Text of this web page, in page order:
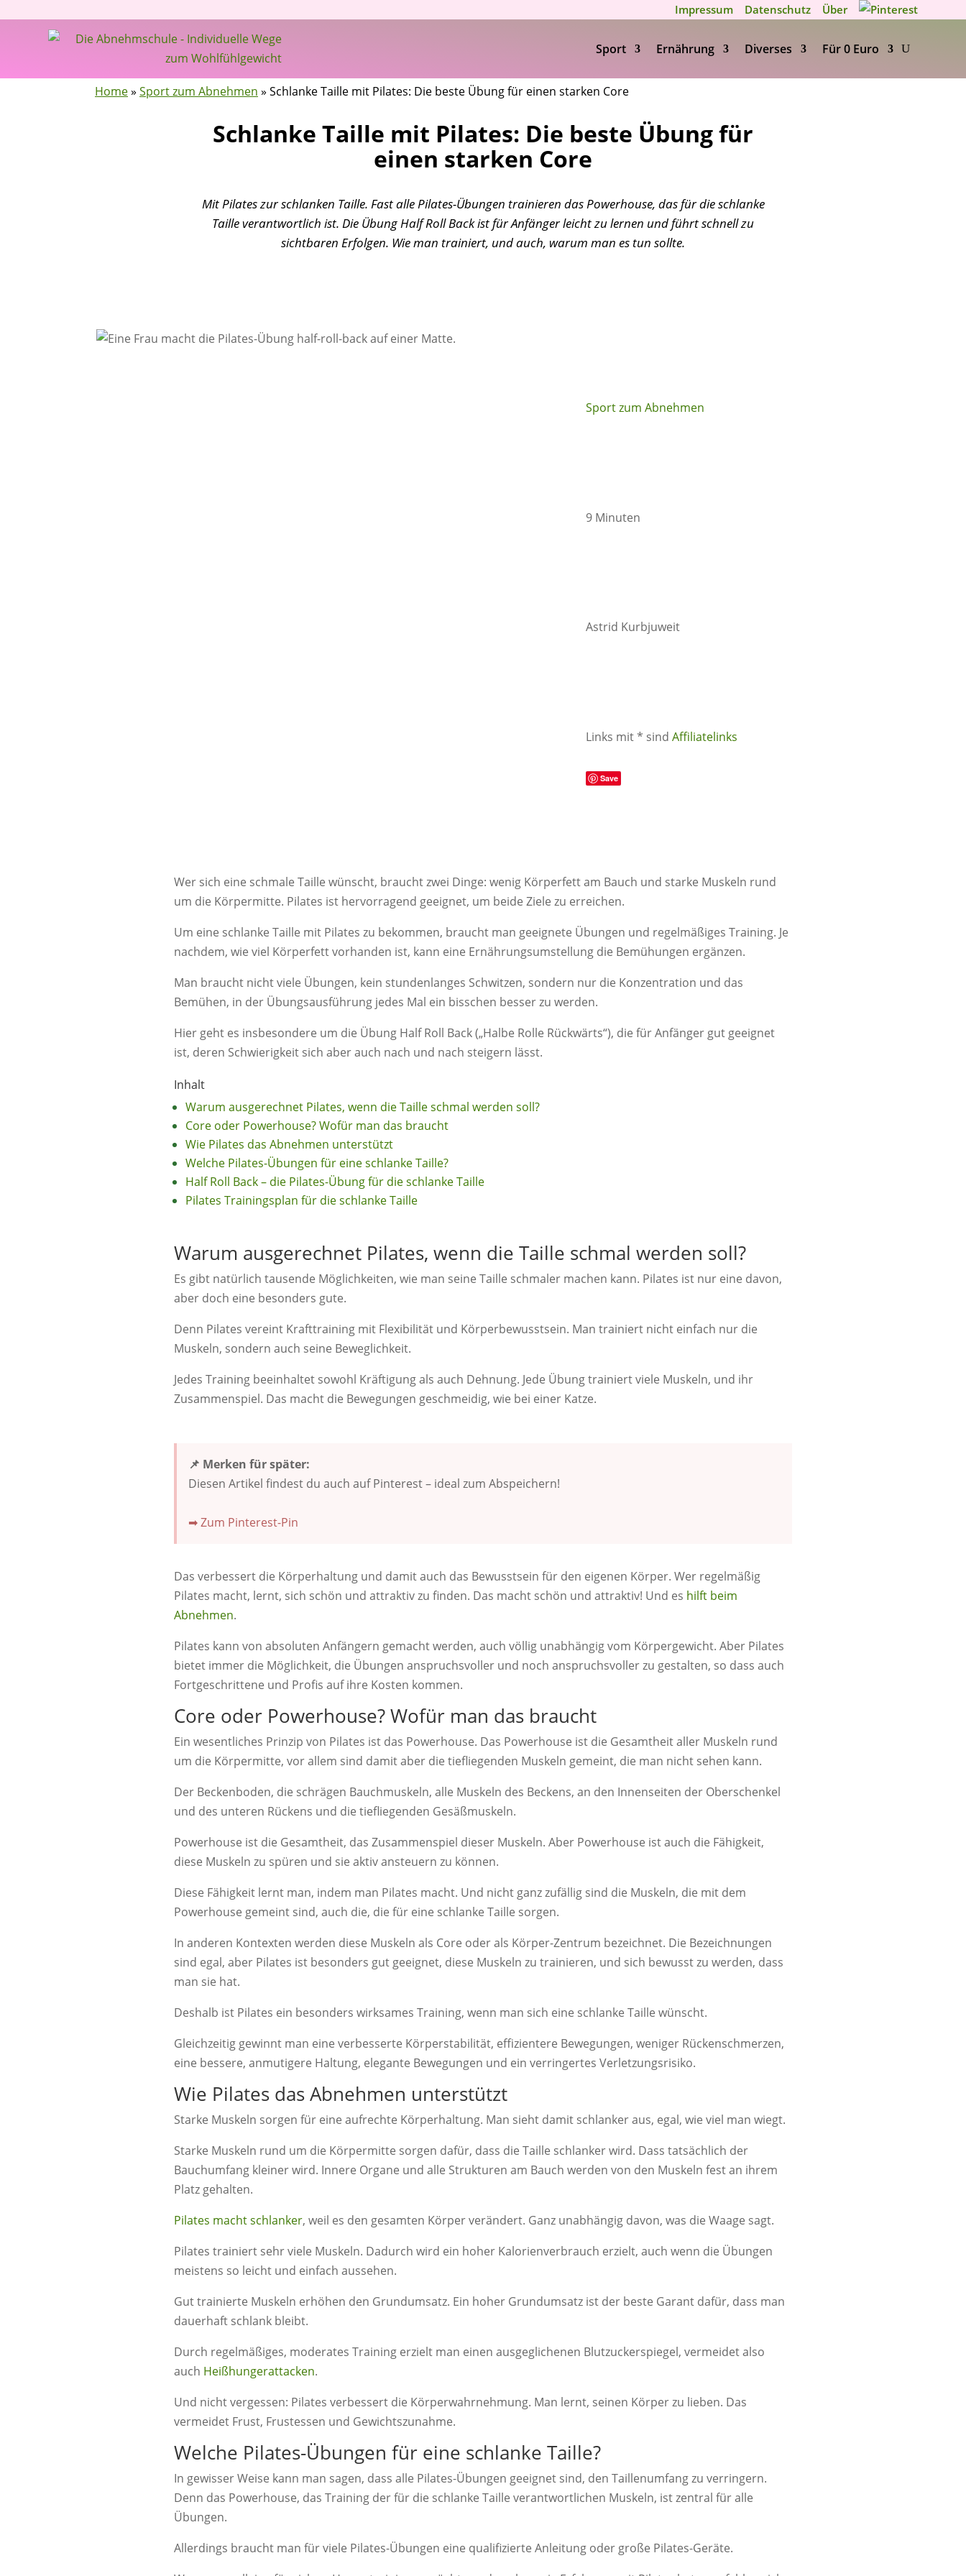
Impressum Datenschutz Über
Sport Ernährung Diverses Für 0 Euro
Home» Sport zum Abnehmen » Schlanke Taille mit Pilates: Die beste Übung für einen starken Core
Schlanke Taille mit Pilates: Die beste Übung für
einen starken Core
Mit Pilates zur schlanken Taille. Fast alle Pilates-Übungen trainieren das Powerhouse, das für die schlanke
Taille verantwortlich ist. Die Übung Half Roll Back ist für Anfänger leicht zu lernen und führt schnell zu
sichtbaren Erfolgen. Wie man trainiert, und auch, warum man es tun sollte.
Sport zum Abnehmen
9 Minuten
Astrid Kurbjuweit
Links mit * sind Affiliatelinks
Save
Wer sich eine schmale Taille wünscht, braucht zwei Dinge: wenig Körperfett am Bauch und starke Muskeln rund
um die Körpermitte. Pilates ist hervorragend geeignet, um beide Ziele zu erreichen.
Um eine schlanke Taille mit Pilates zu bekommen, braucht man geeignete Übungen und regelmäßiges Training. Je
nachdem, wie viel Körperfett vorhanden ist, kann eine Ernährungsumstellung die Bemühungen ergänzen.
Man braucht nicht viele Übungen, kein stundenlanges Schwitzen, sondern nur die Konzentration und das
Bemühen, in der Übungsausführung jedes Mal ein bisschen besser zu werden.
Hier geht es insbesondere um die Übung Half Roll Back („Halbe Rolle Rückwärts“), die für Anfänger gut geeignet
ist, deren Schwierigkeit sich aber auch nach und nach steigern lässt.
Inhalt
Warum ausgerechnet Pilates, wenn die Taille schmal werden soll?
Core oder Powerhouse? Wofür man das braucht
Wie Pilates das Abnehmen unterstützt
Welche Pilates-Übungen für eine schlanke Taille?
Half Roll Back – die Pilates-Übung für die schlanke Taille
Pilates Trainingsplan für die schlanke Taille
Warum ausgerechnet Pilates, wenn die Taille schmal werden soll?
Es gibt natürlich tausende Möglichkeiten, wie man seine Taille schmaler machen kann. Pilates ist nur eine davon,
aber doch eine besonders gute.
Denn Pilates vereint Krafttraining mit Flexibilität und Körperbewusstsein. Man trainiert nicht einfach nur die
Muskeln, sondern auch seine Beweglichkeit.
Jedes Training beeinhaltet sowohl Kräftigung als auch Dehnung. Jede Übung trainiert viele Muskeln, und ihr
Zusammenspiel. Das macht die Bewegungen geschmeidig, wie bei einer Katze.
📌 Merken für später:
Diesen Artikel findest du auch auf Pinterest – ideal zum Abspeichern!
➡ Zum Pinterest-Pin
Das verbessert die Körperhaltung und damit auch das Bewusstsein für den eigenen Körper. Wer regelmäßig
Pilates macht, lernt, sich schön und attraktiv zu finden. Das macht schön und attraktiv! Und es hilft beim
Abnehmen.
Pilates kann von absoluten Anfängern gemacht werden, auch völlig unabhängig vom Körpergewicht. Aber Pilates
bietet immer die Möglichkeit, die Übungen anspruchsvoller und noch anspruchsvoller zu gestalten, so dass auch
Fortgeschrittene und Profis auf ihre Kosten kommen.
Core oder Powerhouse? Wofür man das braucht
Ein wesentliches Prinzip von Pilates ist das Powerhouse. Das Powerhouse ist die Gesamtheit aller Muskeln rund
um die Körpermitte, vor allem sind damit aber die tiefliegenden Muskeln gemeint, die man nicht sehen kann.
Der Beckenboden, die schrägen Bauchmuskeln, alle Muskeln des Beckens, an den Innenseiten der Oberschenkel
und des unteren Rückens und die tiefliegenden Gesäßmuskeln.
Powerhouse ist die Gesamtheit, das Zusammenspiel dieser Muskeln. Aber Powerhouse ist auch die Fähigkeit,
diese Muskeln zu spüren und sie aktiv ansteuern zu können.
Diese Fähigkeit lernt man, indem man Pilates macht. Und nicht ganz zufällig sind die Muskeln, die mit dem
Powerhouse gemeint sind, auch die, die für eine schlanke Taille sorgen.
In anderen Kontexten werden diese Muskeln als Core oder als Körper-Zentrum bezeichnet. Die Bezeichnungen
sind egal, aber Pilates ist besonders gut geeignet, diese Muskeln zu trainieren, und sich bewusst zu werden, dass
man sie hat.
Deshalb ist Pilates ein besonders wirksames Training, wenn man sich eine schlanke Taille wünscht.
Gleichzeitig gewinnt man eine verbesserte Körperstabilität, effizientere Bewegungen, weniger Rückenschmerzen,
eine bessere, anmutigere Haltung, elegante Bewegungen und ein verringertes Verletzungsrisiko.
Wie Pilates das Abnehmen unterstützt
Starke Muskeln sorgen für eine aufrechte Körperhaltung. Man sieht damit schlanker aus, egal, wie viel man wiegt.
Starke Muskeln rund um die Körpermitte sorgen dafür, dass die Taille schlanker wird. Dass tatsächlich der
Bauchumfang kleiner wird. Innere Organe und alle Strukturen am Bauch werden von den Muskeln fest an ihrem
Platz gehalten.
Pilates macht schlanker, weil es den gesamten Körper verändert. Ganz unabhängig davon, was die Waage sagt.
Pilates trainiert sehr viele Muskeln. Dadurch wird ein hoher Kalorienverbrauch erzielt, auch wenn die Übungen
meistens so leicht und einfach aussehen.
Gut trainierte Muskeln erhöhen den Grundumsatz. Ein hoher Grundumsatz ist der beste Garant dafür, dass man
dauerhaft schlank bleibt.
Durch regelmäßiges, moderates Training erzielt man einen ausgeglichenen Blutzuckerspiegel, vermeidet also
auch Heißhungerattacken.
Und nicht vergessen: Pilates verbessert die Körperwahrnehmung. Man lernt, seinen Körper zu lieben. Das
vermeidet Frust, Frustessen und Gewichtszunahme.
Welche Pilates-Übungen für eine schlanke Taille?
In gewisser Weise kann man sagen, dass alle Pilates-Übungen geeignet sind, den Taillenumfang zu verringern.
Denn das Powerhouse, das Training der für die schlanke Taille verantwortlichen Muskeln, ist zentral für alle
Übungen.
Allerdings braucht man für viele Pilates-Übungen eine qualifizierte Anleitung oder große Pilates-Geräte.